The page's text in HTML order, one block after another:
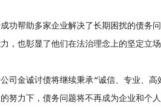
帮助多家企业解决了长期困扰的债务问
，也彰显了他们在法治理念上的坚定立场
金诚讨债将继续秉承“诚信、专业、高
努力下，债务问题将不再成为企业和个